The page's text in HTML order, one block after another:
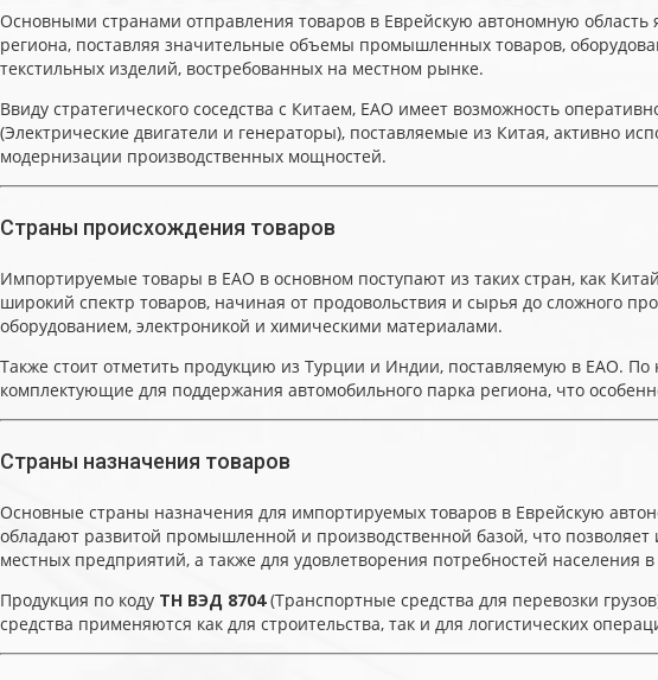
Основными странами отправления товаров в Еврейскую автономную область
региона, поставляя значительные объемы промышленных товаров,
текстильных изделий, востребованных на местном рынке.
Ввиду стратегического соседства с Китаем, ЕАО имеет возможность
(Электрические двигатели и генераторы), поставляемые из Китая, активно
модернизации производственных мощностей.
Страны происхождения товаров
Импортируемые товары в ЕАО в основном поступают из таких стран, как
широкий спектр товаров, начиная от продовольствия и сырья до сложного
оборудованием, электроникой и химическими материалами.
Также стоит отметить продукцию из Турции и Индии, поставляемую в ЕАО. По
комплектующие для поддержания автомобильного парка региона, что
Страны назначения товаров
Основные страны назначения для импортируемых товаров в Еврейскую
обладают развитой промышленной и производственной базой, что
местных предприятий, а также для удовлетворения потребностей населения
Продукция по коду ТН ВЭД 8704(Транспортные средства для перевозки
средства применяются как для строительства, так и для логистических